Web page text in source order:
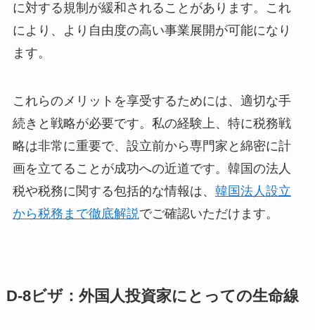
に対する規制が緩和されることがあります。これ
により、より自由度の高い事業展開が可能になり
ます。
これらのメリットを享受するためには、適切な手
続きと戦略が必要です。私の経験上、特に税務戦
略は非常に重要で、設立前から専門家と綿密に計
画を立てることが成功への近道です。韓国の法人
税や税務に関する包括的な情報は、 韓国法人設立
から税務まで徹底解説でご確認いただけます。
D-8ビザ：外国人投資家にとっての生命線